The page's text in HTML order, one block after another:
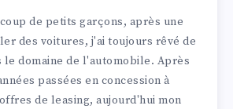
de petits garçons, après une
des voitures, j'ai toujours rêvé de
domaine de l'automobile. Après
passées en concession à
de leasing, aujourd'hui mon